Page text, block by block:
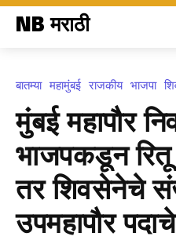
NB मराठी
बातम्या महामुंबई राजकीय भाजपा
मुंबई महापौर
भाजपकडून रितू
तर शिवसेनेचे
उपमहापौर